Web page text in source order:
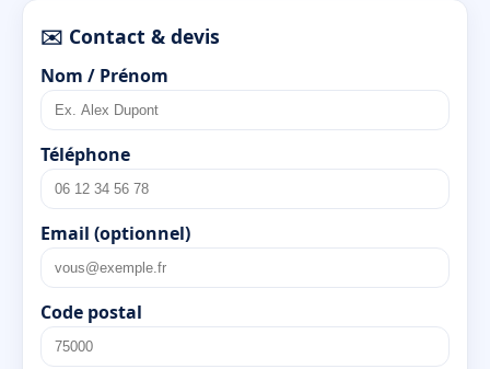
✉️ Contact & devis
Nom / Prénom
Téléphone
Email (optionnel)
Code postal